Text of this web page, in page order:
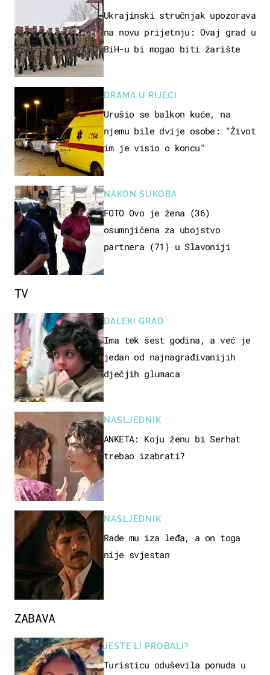
Ukrajinski stručnjak upozorava
na novu prijetnju: Ovaj grad u
BiH-u bi mogao biti žarište
DRAMA U RIJECI
Urušio se balkon kuće, na
njemu bile dvije osobe: "Život
im je visio o koncu"
NAKON SUKOBA
FOTO Ovo je žena (36)
osumnjičena za ubojstvo
partnera (71) u Slavoniji
ZABAVA
JESTE LI PROBALI?
Turisticu oduševila ponuda u
TV
DALEKI GRAD
Ima tek šest godina, a već je
jedan od najnagrađivanijih
dječjih glumaca
NASLJEDNIK
ANKETA: Koju ženu bi Serhat
trebao izabrati?
NASLJEDNIK
Rade mu iza leđa, a on toga
nije svjestan